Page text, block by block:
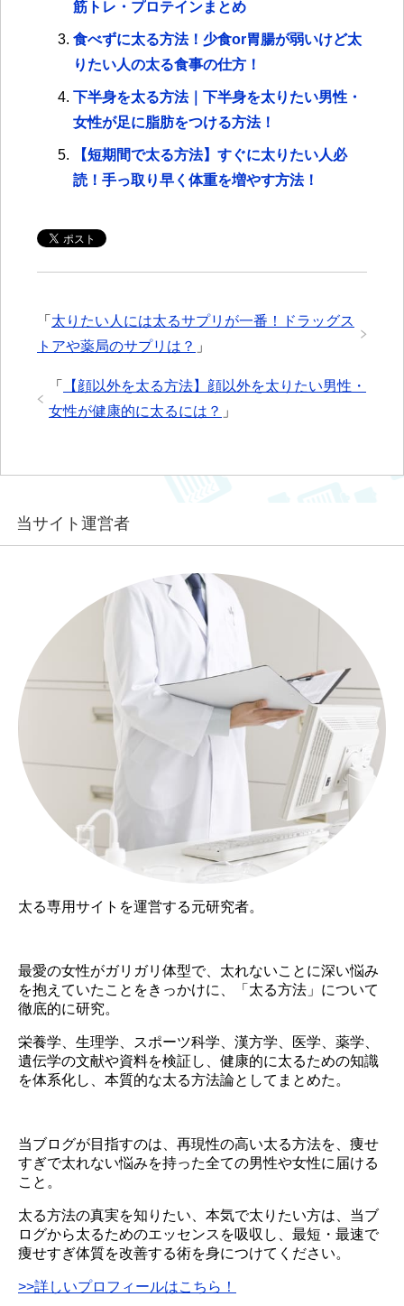
筋トレ・プロテインまとめ
食べずに太る方法！少食or胃腸が弱いけど太
りたい人の太る食事の仕方！
下半身を太る方法｜下半身を太りたい男性・
女性が足に脂肪をつける方法！
【短期間で太る方法】すぐに太りたい人必
読！手っ取り早く体重を増やす方法！
「 太りたい人には太るサプリが一番！ドラッグス
トアや薬局のサプリは？ 」
「
【顔以外を太る方法】顔以外を太りたい男性・
女性が健康的に太るには？ 」
当サイト運営者
太る専用サイトを運営する元研究者。
最愛の女性がガリガリ体型で、太れないことに深い悩み
を抱えていたことをきっかけに、「太る方法」について
徹底的に研究。
栄養学、生理学、スポーツ科学、漢方学、医学、薬学、
遺伝学の文献や資料を検証し、健康的に太るための知識
を体系化し、本質的な太る方法論としてまとめた。
当ブログが目指すのは、再現性の高い太る方法を、痩せ
すぎで太れない悩みを持った全ての男性や女性に届ける
こと。
太る方法の真実を知りたい、本気で太りたい方は、当ブ
ログから太るためのエッセンスを吸収し、最短・最速で
痩せすぎ体質を改善する術を身につけてください。
>>詳しいプロフィールはこちら！